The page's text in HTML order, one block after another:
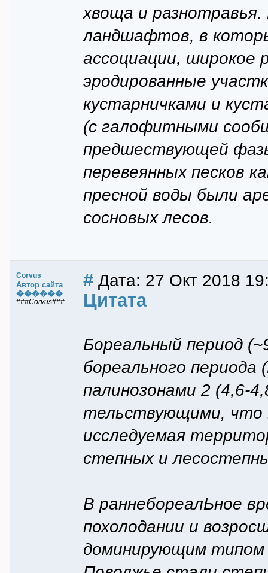
хвоща и
ландшафтов, в
ассоциации, широкое
эродированные
кустарничками и
(с галофитными
предшествующей
перевеянных песков
пресной воды были
сосновых лесов.
Corvus
Автор сайта
������
###Corvus###
# Дата: 27 Окт 2018
Цитата
Бореальный период
бореального
палинозонами 2 (4,6-
тельствующими, что
исследуемая
степных и
В раннебореалЬное
похолодании и
доминирующим